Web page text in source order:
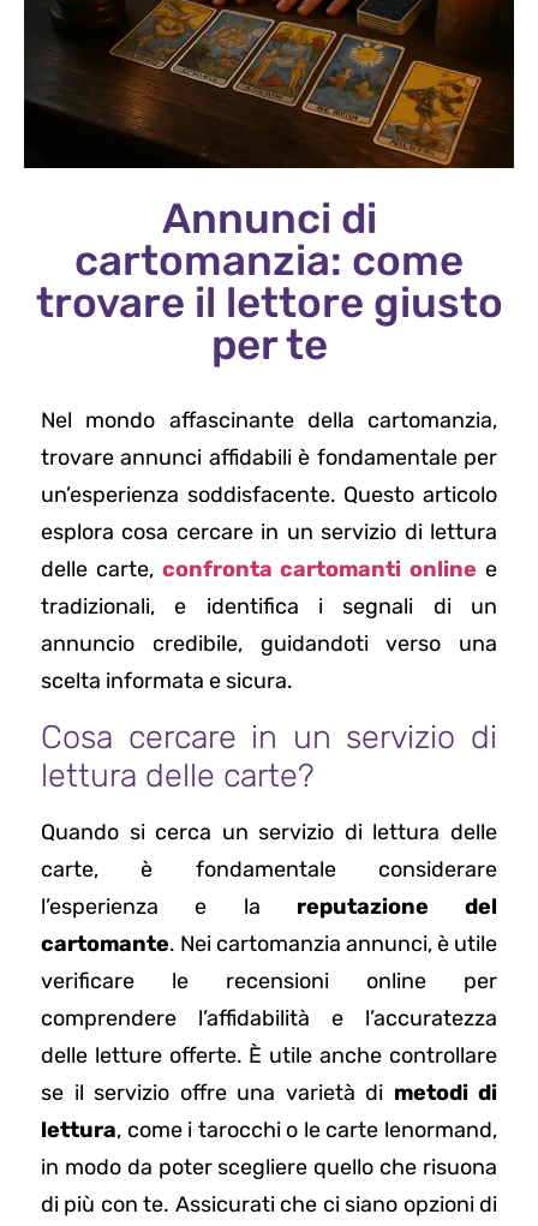
Annunci di
cartomanzia: come
trovare il lettore giusto
per te
Nel mondo affascinante della cartomanzia,
trovare annunci affidabili è fondamentale per
un’esperienza soddisfacente. Questo articolo
esplora cosa cercare in un servizio di lettura
delle carte, confronta cartomanti online e
tradizionali, e identifica i segnali di un
annuncio credibile, guidandoti verso una
scelta informata e sicura.
Cosa cercare in un servizio di
lettura delle carte?
Quando si cerca un servizio di lettura delle
carte, è fondamentale considerare
l’esperienza e la reputazione del
cartomante. Nei cartomanzia annunci, è utile
verificare le recensioni online per
comprendere l’affidabilità e l’accuratezza
delle letture offerte. È utile anche controllare
se il servizio offre una varietà di metodi di
lettura, come i tarocchi o le carte lenormand,
in modo da poter scegliere quello che risuona
di più con te. Assicurati che ci siano opzioni di